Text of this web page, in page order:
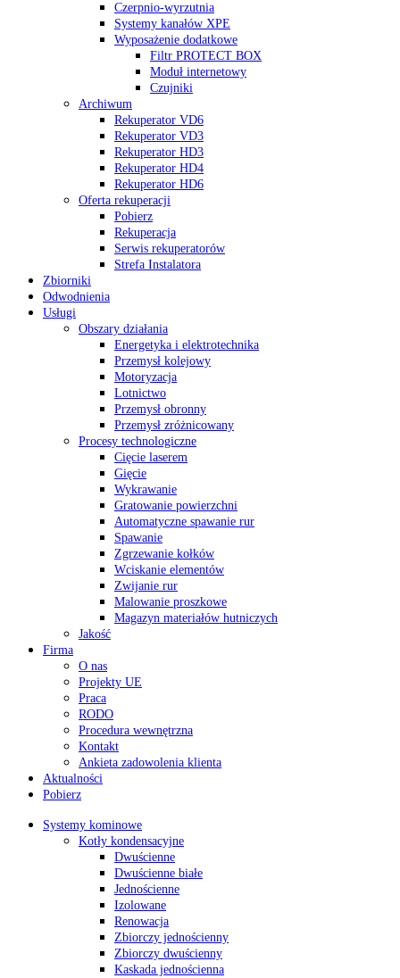
Czerpnio-wyrzutnia
Systemy kanałów XPE
Wyposażenie dodatkowe
Filtr PROTECT BOX
Moduł internetowy
Czujniki
Archiwum
Rekuperator VD6
Rekuperator VD3
Rekuperator HD3
Rekuperator HD4
Rekuperator HD6
Oferta rekuperacji
Pobierz
Rekuperacja
Serwis rekuperatorów
Strefa Instalatora
Zbiorniki
Odwodnienia
Usługi
Obszary działania
Energetyka i elektrotechnika
Przemysł kolejowy
Motoryzacja
Lotnictwo
Przemysł obronny
Przemysł zróżnicowany
Procesy technologiczne
Cięcie laserem
Gięcie
Wykrawanie
Gratowanie powierzchni
Automatyczne spawanie rur
Spawanie
Zgrzewanie kołków
Wciskanie elementów
Zwijanie rur
Malowanie proszkowe
Magazyn materiałów hutniczych
Jakość
Firma
O nas
Projekty UE
Praca
RODO
Procedura wewnętrzna
Kontakt
Ankieta zadowolenia klienta
Aktualności
Pobierz
Systemy kominowe
Kotły kondensacyjne
Dwuścienne
Dwuścienne białe
Jednościenne
Izolowane
Renowacja
Zbiorczy jednościenny
Zbiorczy dwuścienny
Kaskada jednościenna